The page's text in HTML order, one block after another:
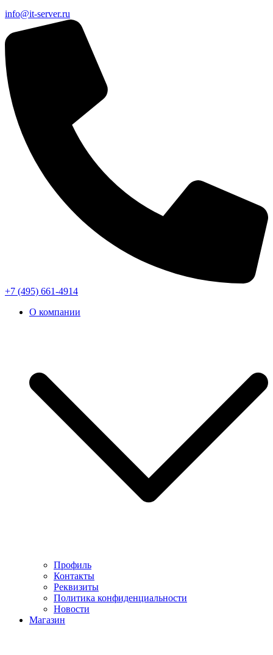
info@it-server.ru
+7 (495) 661-4914
О компании
Профиль
Контакты
Реквизиты
Политика конфиденциальности
Новости
Магазин